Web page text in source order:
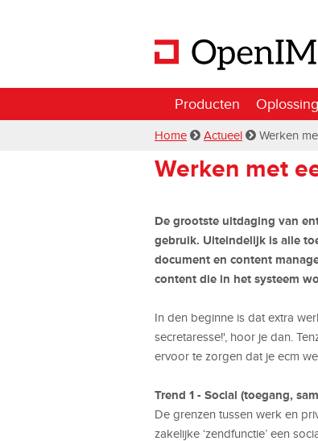
Producten
Home Actueel Werken
Werken met
De grootste uitdaging van
gebruik. Uiteindelijk is alle
document en content
content die in het systeem
In den beginne is dat extra
secretaresse!', hoor je dan.
ervoor te zorgen dat je ecm
Trend 1 - Social (toegang,
De grenzen tussen werk en
zakelijke ‘zendfunctie’ een